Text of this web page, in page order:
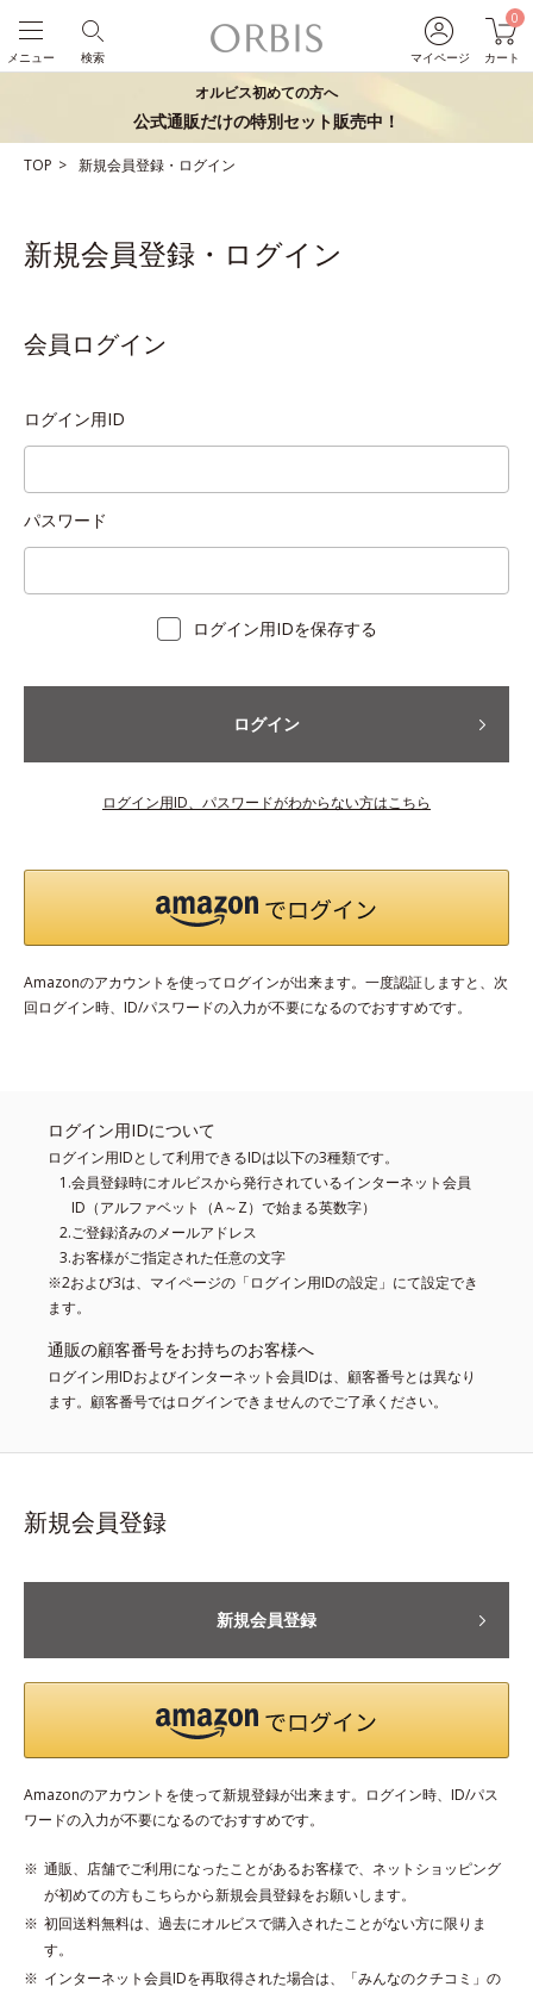
マイページ
0
カート
検索
メニュー
オルビス初めての方へ
公式通販だけの特別セット販売中！
TOP 新規会員登録・ログイン
新規会員登録・ログイン
会員ログイン
ログイン用ID
パスワード
ログイン用IDを保存する
ログイン
ログイン用ID、パスワードがわからない方はこちら
Amazonのアカウントを使ってログインが出来ます。一度認証しますと、次
回ログイン時、ID/パスワードの入力が不要になるのでおすすめです。
ログイン用IDについて
ログイン用IDとして利用できるIDは以下の3種類です。
会員登録時にオルビスから発行されているインターネット会員
ID（アルファベット（A～Z）で始まる英数字）
ご登録済みのメールアドレス
お客様がご指定された任意の文字
※2および3は、マイページの「ログイン用IDの設定」にて設定でき
ます。
通販の顧客番号をお持ちのお客様へ
ログイン用IDおよびインターネット会員IDは、顧客番号とは異なり
ます。顧客番号ではログインできませんのでご了承ください。
新規会員登録
新規会員登録
Amazonのアカウントを使って新規登録が出来ます。ログイン時、ID/パス
ワードの入力が不要になるのでおすすめです。
通販、店舗でご利用になったことがあるお客様で、ネットショッピング
が初めての方もこちらから新規会員登録をお願いします。
初回送料無料は、過去にオルビスで購入されたことがない方に限りま
す。
インターネット会員IDを再取得された場合は、「みんなのクチコミ」の